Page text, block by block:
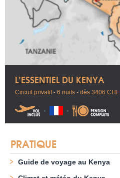
L’ESSENTIEL DU KENYA
Circuit privatif - 6 nuits - dès 3406 CHF
PRATIQUE
Guide de voyage au Kenya